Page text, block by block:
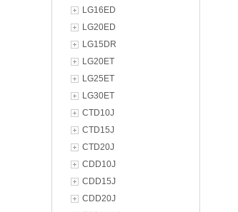
LG16ED
LG20ED
LG15DR
LG20ET
LG25ET
LG30ET
CTD10J
CTD15J
CTD20J
CDD10J
CDD15J
CDD20J